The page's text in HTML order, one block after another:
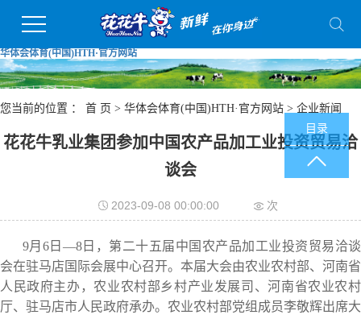
华体会体育(中国)HTH·官方网站
您当前的位置 ： 首 页 > 华体会体育(中国)HTH·官方网站 > 企业新闻
花花牛乳业集团参加中国农产品加工业投资贸易洽
谈会
2023-09-08 00:00:00 次
9月6日—8日，第二十五届中国农产品加工业投资贸易洽谈
会在驻马店国际会展中心召开。本届大会由农业农村部、河南省
人民政府主办，农业农村部乡村产业发展司、河南省农业农村
厅、驻马店市人民政府承办。农业农村部党组成员李敬辉出席大
目录